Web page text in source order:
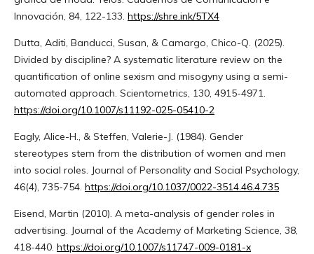
Innovación, 84, 122-133. https://shre.ink/5TX4
Dutta, Aditi, Banducci, Susan, & Camargo, Chico-Q. (2025).
Divided by discipline? A systematic literature review on the
quantification of online sexism and misogyny using a semi-
automated approach. Scientometrics, 130, 4915-4971.
https://doi.org/10.1007/s11192-025-05410-2
Eagly, Alice-H., & Steffen, Valerie-J. (1984). Gender
stereotypes stem from the distribution of women and men
into social roles. Journal of Personality and Social Psychology,
46(4), 735-754. https://doi.org/10.1037/0022-3514.46.4.735
Eisend, Martin (2010). A meta-analysis of gender roles in
advertising. Journal of the Academy of Marketing Science, 38,
418-440. https://doi.org/10.1007/s11747-009-0181-x